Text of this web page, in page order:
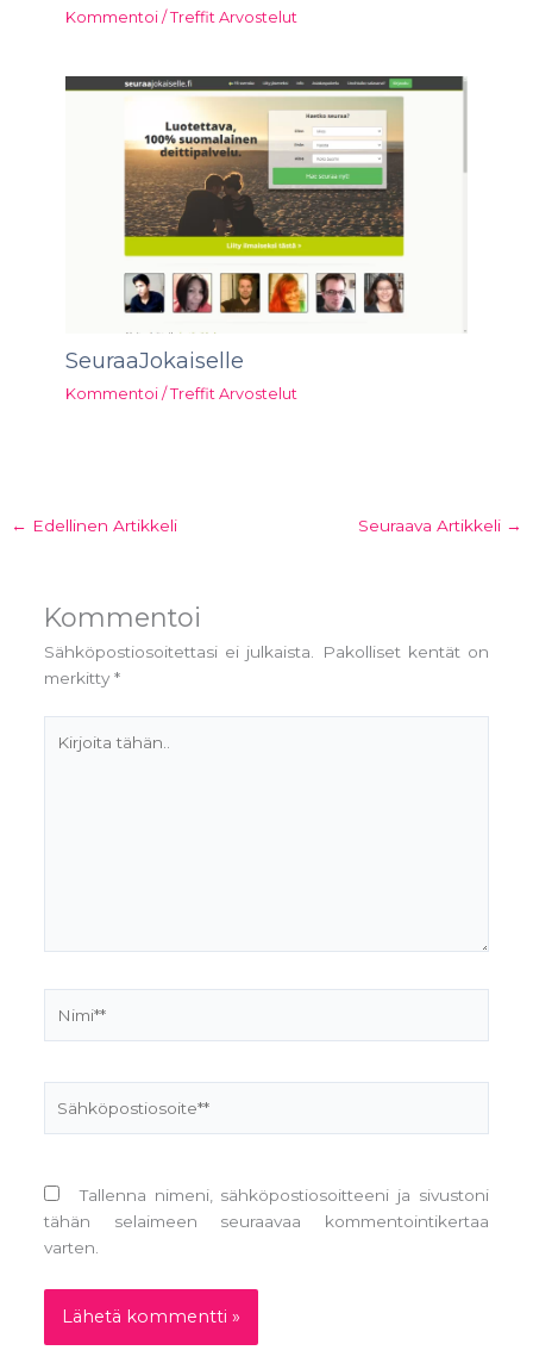
Kommentoi /Treffit Arvostelut
SeuraaJokaiselle
Kommentoi /Treffit Arvostelut
← Edellinen Artikkeli Seuraava Artikkeli →
Kommentoi
Sähköpostiosoitettasi ei julkaista.
Pakolliset kentät on
merkitty *
tähän..
Tallenna nimeni, sähköpostiosoitteeni ja sivustoni
tähän selaimeen seuraavaa kommentointikertaa
varten.